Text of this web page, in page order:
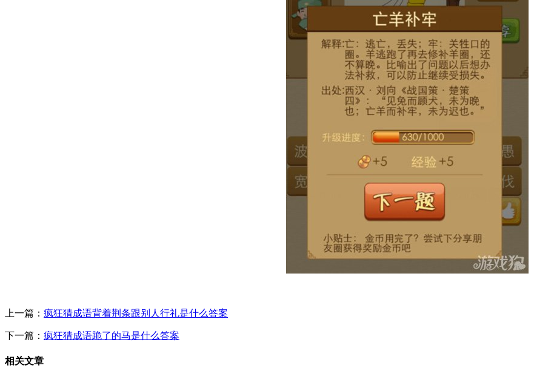
上一篇： 疯狂猜成语背着荆条跟别人行礼是什么答案
下一篇： 疯狂猜成语跪了的马是什么答案
相关文章